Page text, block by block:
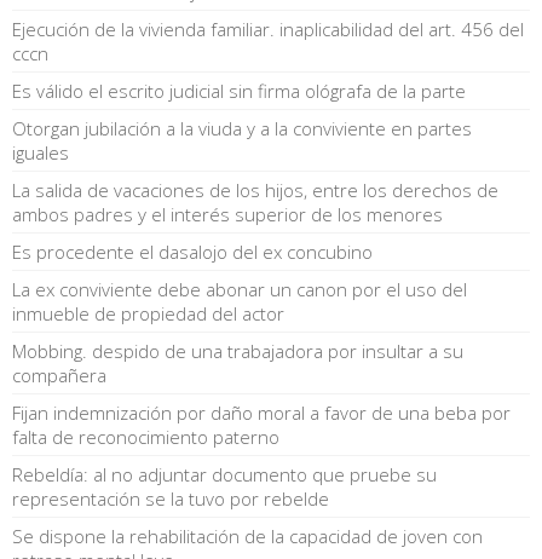
Ejecución de la vivienda familiar. inaplicabilidad del art. 456 del
cccn
Es válido el escrito judicial sin firma ológrafa de la parte
Otorgan jubilación a la viuda y a la conviviente en partes
iguales
La salida de vacaciones de los hijos, entre los derechos de
ambos padres y el interés superior de los menores
Es procedente el dasalojo del ex concubino
La ex conviviente debe abonar un canon por el uso del
inmueble de propiedad del actor
Mobbing. despido de una trabajadora por insultar a su
compañera
Fijan indemnización por daño moral a favor de una beba por
falta de reconocimiento paterno
Rebeldía: al no adjuntar documento que pruebe su
representación se la tuvo por rebelde
Se dispone la rehabilitación de la capacidad de joven con